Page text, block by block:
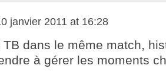
janvier 2011 at 16:28
TB dans le même match,
à gérer les moments